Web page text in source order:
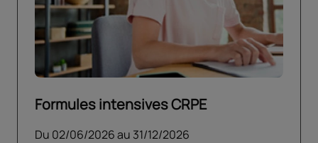
Formules intensives CRPE
Du 02/06/2026au 31/12/2026